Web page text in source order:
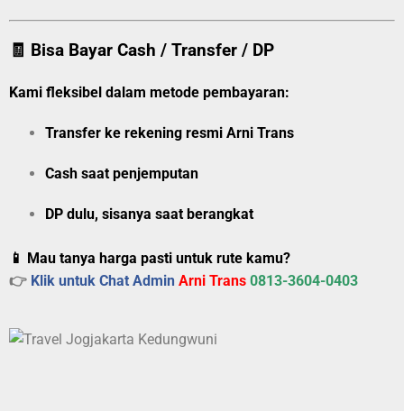
🧾 Bisa Bayar Cash / Transfer / DP
Kami fleksibel dalam metode pembayaran:
Transfer ke rekening resmi Arni Trans
Cash saat penjemputan
DP dulu, sisanya saat berangkat
📱 Mau tanya harga pasti untuk rute kamu?
👉 Klik untuk Chat Admin Arni Trans 0813-3604-0403